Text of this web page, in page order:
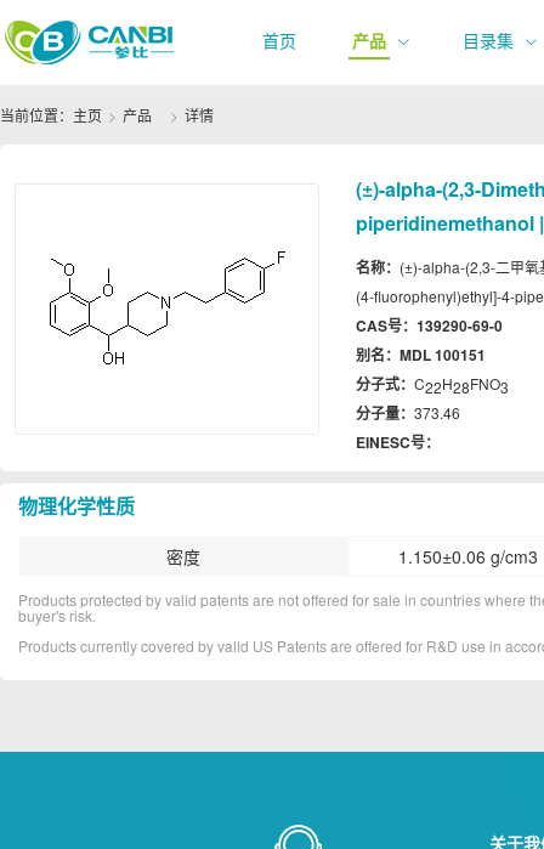
首页 产品 目录集
当前位置： 主页 产品 详情
(±)-alpha-(2,3-
piperidinemethanol
名称： (±)-alpha-(2,3-二甲
(4-fluorophenyl)ethyl]-4-
CAS号： 139290-69-0
别名： MDL 100151
分子式： C22H28FNO3
分子量： 373.46
EINESC号：
物理化学性质
密度 1.150±0.06 g/cm3
Products protected by valid patents are not offered for sale in countries where
buyer's risk.
Products currently covered by valid US Patents are offered for R&D use in
关于